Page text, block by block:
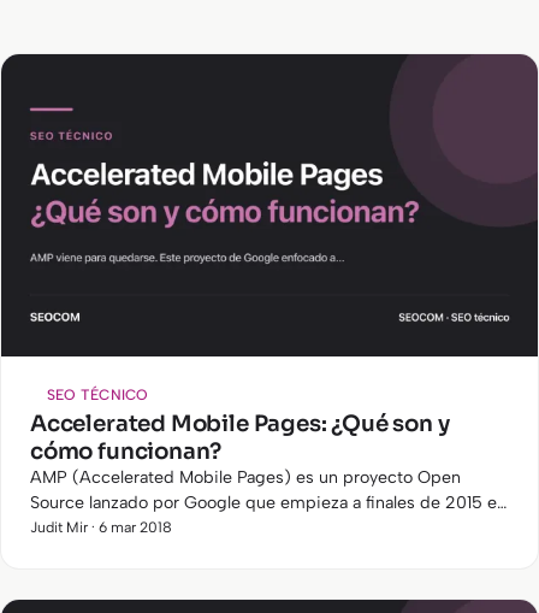
SEO TÉCNICO
Accelerated Mobile Pages: ¿Qué son y
cómo funcionan?
AMP (Accelerated Mobile Pages) es un proyecto Open
Source lanzado por Google que empieza a finales de 2015 en
respuesta a los Instant Articles de Facebook . Nace con la
Judit Mir · 6 mar 2018